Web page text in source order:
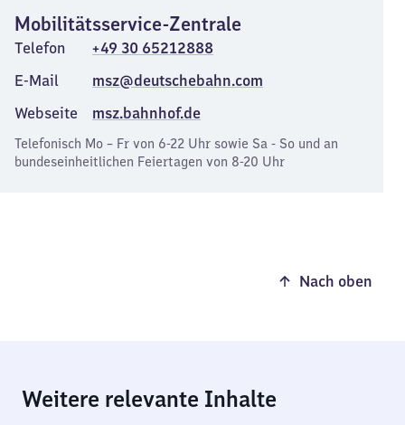
Mobilitätsservice-Zentrale
Telefon
+49 30 65212888
E-Mail
msz@deutschebahn.com
Webseite
msz.bahnhof.de
Telefonisch Mo – Fr von 6-22 Uhr sowie Sa - So und an
bundeseinheitlichen Feiertagen von 8-20 Uhr
Nach oben
Weitere relevante Inhalte